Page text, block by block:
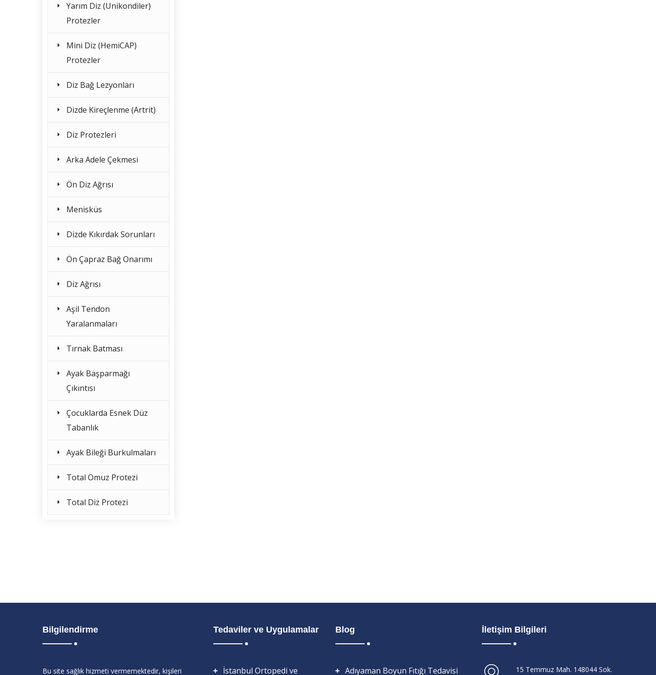
Yarım Diz (Unikondiler)
Protezler
Mini Diz (HemiCAP)
Protezler
Diz Bağ Lezyonları
Dizde Kireçlenme (Artrit)
Diz Protezleri
Arka Adele Çekmesi
Ön Diz Ağrısı
Menisküs
Dizde Kıkırdak Sorunları
Ön Çapraz Bağ Onarımı
Diz Ağrısı
Aşil Tendon
Yaralanmaları
Tırnak Batması
Ayak Başparmağı
Çıkıntısı
Çocuklarda Esnek Düz
Tabanlık
Ayak Bileği Burkulmaları
Total Omuz Protezi
Total Diz Protezi
Bilgilendirme
Bu site sağlık hizmeti vermemektedir, kişileri
Tedaviler ve Uygulamalar
İstanbul Ortopedi ve
Blog
Adıyaman Boyun Fıtığı Tedavisi
İletişim Bilgileri
15 Temmuz Mah. 148044 Sok.